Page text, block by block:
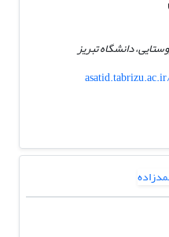
دانشگاه تبریز